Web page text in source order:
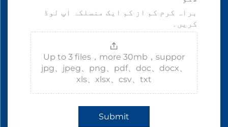
براہ کرم کم از کم ایک منسلکہ اپ لوڈ
کریں۔
Up to 3 files，more 30mb，suppor
jpg、jpeg、png、pdf、doc、docx、
xls、xlsx、csv、txt
Submit